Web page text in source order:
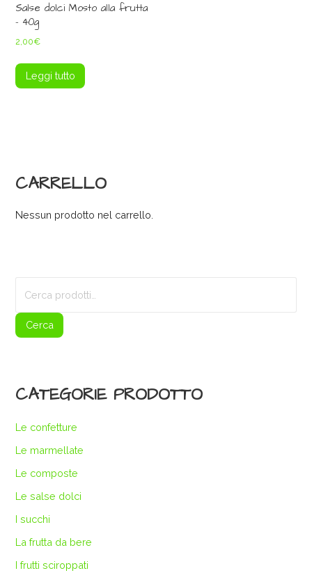
Salse dolci Mosto alla frutta
– 40g
2,00€
Leggi tutto
CARRELLO
Nessun prodotto nel carrello.
Cerca
CATEGORIE PRODOTTO
Le confetture
Le marmellate
Le composte
Le salse dolci
I succhi
La frutta da bere
I frutti sciroppati